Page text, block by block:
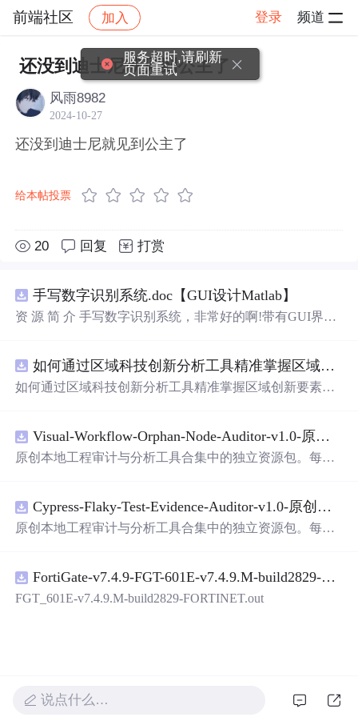
前端社区 加入 登录 频道
社区 前端社区 感慨 帖子详情
还没到迪士尼就见到公主了
风雨8982
2024-10-27
还没到迪士尼就见到公主了
给本帖投票
20 回复 打赏
手写数字识别系统.doc【GUI设计Matlab】
资 源 简 介 手写数字识别系统，非常好的啊!带有GUI界
带有直观的图形用户界面（GUI），非常容易使用。你只
需要将手写数字输入系统，它将立即给出准确的识别结
是一个非常方便和实用的工具，你一定会喜欢它的！
如何通过区域科技创新分析工具精准掌握区域创新要素分布与产业链融合现状？.docx
如何通过区域科技创新分析工具精准掌握区域创新要素分
Visual-Workflow-Orphan-Node-Auditor-v1.0-原创源码与文档.zip
原创本地工程审计与分析工具合集中的独立资源包。每个
README、运行说明、功能清单、MIT License及原创与授
权声明。解压后进入project目录，执行npm test验证算法，
目源码、Logo、官方截图、论文、生产日志或其他受限素
材。适合前端开发、AI应用工程、测试审计和课程实践。
Cypress-Flaky-Test-Evidence-Auditor-v1.0-原创源码与文档.zip
原创本地工程审计与分析工具合集中的独立资源包。每个
README、运行说明、功能清单、MIT License及原创与授
权声明。解压后进入project目录，执行npm test验证算法，
FortiGate-v7.4.9-FGT-601E-v7.4.9.M-build2829-FORTINET.out
FGT_601E-v7.4.9.M-build2829-FORTINET.out
说点什么…
服务超时,请刷新
页面重试